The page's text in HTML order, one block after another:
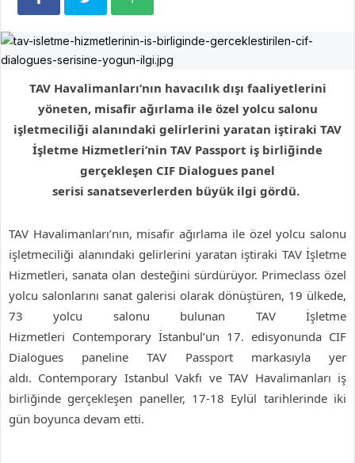
TAV Havalimanları’nın havacılık dışı faaliyetlerini
yöneten, misafir ağırlama ile özel yolcu salonu
işletmeciliği alanındaki gelirlerini yaratan iştiraki TAV
İşletme Hizmetleri’nin TAV Passport iş birliğinde
gerçekleşen CIF Dialogues panel
serisi sanatseverlerden büyük ilgi gördü.
TAV Havalimanları’nın, misafir ağırlama ile özel yolcu salonu
işletmeciliği alanındaki gelirlerini yaratan iştiraki TAV İşletme
Hizmetleri, sanata olan desteğini sürdürüyor. Primeclass özel
yolcu salonlarını sanat galerisi olarak dönüştüren, 19 ülkede,
73 yolcu salonu bulunan TAV İşletme
Hizmetleri Contemporary İstanbul’un 17. edisyonunda CIF
Dialogues paneline TAV Passport markasıyla yer
aldı. Contemporary Istanbul Vakfı ve TAV Havalimanları iş
birliğinde gerçekleşen paneller, 17-18 Eylül tarihlerinde iki
gün boyunca devam etti.